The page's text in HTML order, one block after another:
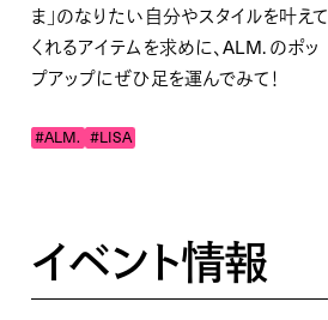
ま」のなりたい自分やスタイルを叶えて
くれるアイテムを求めに、ALM. のポッ
プアップにぜひ足を運んでみて！
#ALM. #LISA
イベント情報